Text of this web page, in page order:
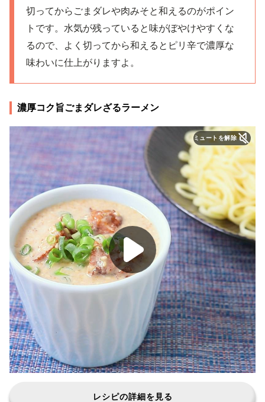
切ってからごまダレや肉みそと和えるのがポイン
トです。水気が残っていると味がぼやけやすくな
るので、よく切ってから和えるとピリ辛で濃厚な
味わいに仕上がりますよ。
濃厚コク旨ごまダレざるラーメン
ミュートを解除
レシピの詳細を見る